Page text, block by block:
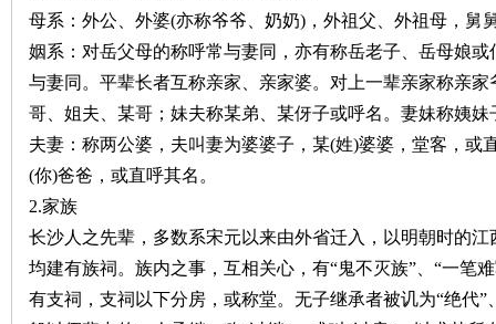
母系：外公、外婆(亦称爷爷、奶奶) ，外祖父、外祖母，舅
姻系：对岳父母的称呼常与妻同，亦有称岳老子、岳母娘
与妻同。平辈长者互称亲家、亲家婆。对上一辈亲家称亲家
哥、姐夫、某哥；妹夫称某弟、某伢子或呼名。妻妹称姨妹
夫妻：称两公婆，夫叫妻为婆婆子，某(姓)婆婆，堂客，或
(你)爸爸，或直呼其名。
2.家族
长沙人之先辈，多数系宋元以来由外省迁入，以明朝时的
均建有族祠。族内之事，互相关心，有“鬼不灭族”、“一笔
有支祠，支祠以下分房，或称堂。无子继承者被讥为“绝代